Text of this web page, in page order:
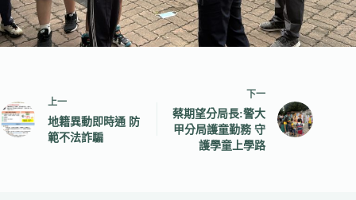
上一
地籍異動即時通 防
範不法詐騙
下一
蔡期望分局長:警大
甲分局護童勤務 守
護學童上學路